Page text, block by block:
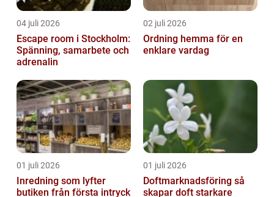
04 juli 2026
Escape room i Stockholm:
Spänning, samarbete och
adrenalin
02 juli 2026
Ordning hemma för en
enklare vardag
01 juli 2026
Inredning som lyfter
butiken från första intryck
01 juli 2026
Doftmarknadsföring så
skapar doft starkare